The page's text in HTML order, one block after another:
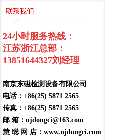
24小时服务热线：
江苏浙江总部：
13851644327刘经理
南京东磁检测设备有限公司
电话：+86(25) 5871 2565
传真：+86(25) 5871 2565
邮 箱：njdongci@163.com
慧 聪 网 店：www.njdongci.com